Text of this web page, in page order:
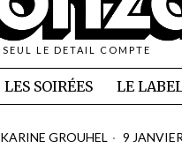
SEUL LE DETAIL COMPTE
LES SOIRÉES LE
KARINE GROUHEL 9